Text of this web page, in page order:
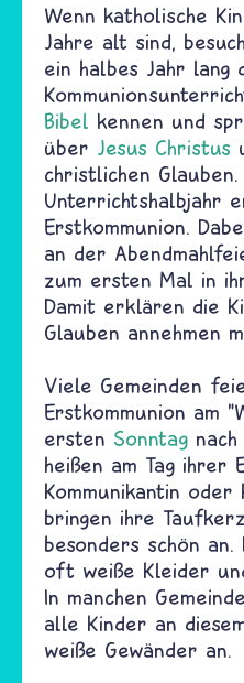
Wenn katholische
Jahre alt sind,
ein halbes Jahr lang
Bibel kennen und
über Jesus Christus
christlichen Glauben.
Unterrichtshalbjahr
Erstkommunion.
an der
zum ersten Mal in
Damit erklären die
Glauben annehmen
Viele Gemeinden
Erstkommunion am
ersten Sonntag nach
heißen am Tag ihrer
Kommunikantin oder
bringen ihre
besonders schön
oft weiße Kleider
In manchen
alle Kinder an
weiße Gewänder an.